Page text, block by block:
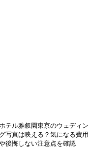
ホテル雅叙園東京のウェディン
グ写真は映える？気になる費用
後悔しない注意点を確認